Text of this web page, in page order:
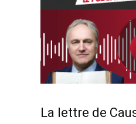
La lettre de